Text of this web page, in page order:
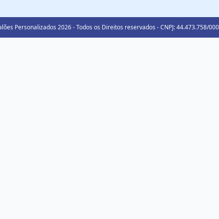
Personalizados 2026 - Todos os Direitos reservados - CNPJ: 44.473.758/